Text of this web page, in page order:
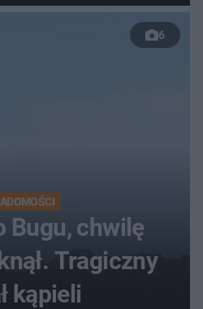
%!"
6
Bugu, chwilę
Tragiczny
kąpieli